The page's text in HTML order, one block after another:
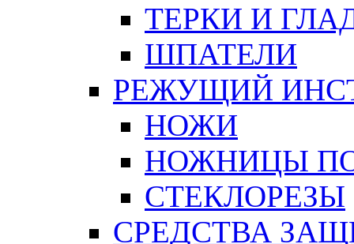
ТЕРКИ И
ШПАТЕЛИ
РЕЖУЩИЙ
НОЖИ
НОЖНИЦЫ
СТЕКЛОРЕЗЫ
СРЕДСТВА